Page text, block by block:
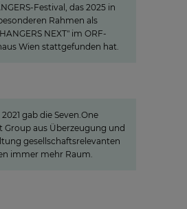
Festival, das 2025 in
Rahmen als
NEXT" im ORF-
Wien stattgefunden hat.
gab die Seven.One
Group aus Überzeugung und
gesellschaftsrelevanten
immer mehr Raum.